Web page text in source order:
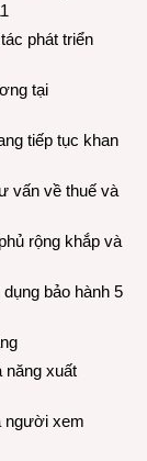
phát triển
tại
tiếp tục khan
vấn về thuế và
rộng khắp và
bảo hành 5
năng xuất
người xem